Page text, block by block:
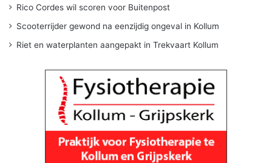
Rico Cordes wil scoren voor Buitenpost
Scooterrijder gewond na eenzijdig ongeval in Kollum
Riet en waterplanten aangepakt in Trekvaart Kollum